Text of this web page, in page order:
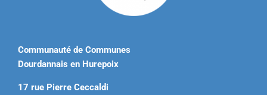
Communauté de Communes
Dourdannais en Hurepoix
17 rue Pierre Ceccaldi